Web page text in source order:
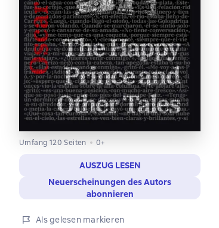
Umfang 120 Seiten 0+
AUSZUG LESEN
Neuerscheinungen des Autors
abonnieren
Als gelesen markieren